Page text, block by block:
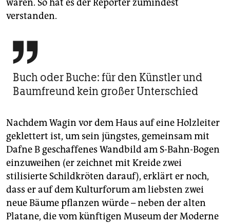
waren. So hat es der Reporter zumindest
verstanden.

Buch oder Buche: für den Künstler und
Baumfreund kein großer Unterschied
Nachdem Wagin vor dem Haus auf eine Holzleiter
geklettert ist, um sein jüngstes, gemeinsam mit
Dafne B geschaffenes Wandbild am S-Bahn-Bogen
einzuweihen (er zeichnet mit Kreide zwei
stilisierte Schildkröten darauf), erklärt er noch,
dass er auf dem Kulturforum am liebsten zwei
neue Bäume pflanzen würde – neben der alten
Platane, die vom künftigen Museum der Moderne